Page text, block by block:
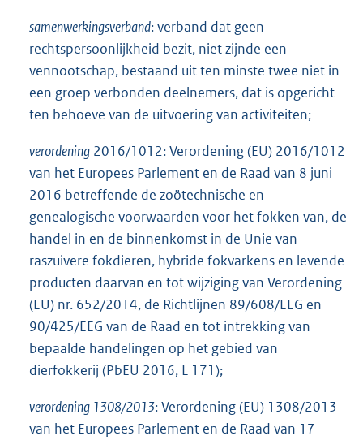
samenwerkingsverband: verband dat geen
rechtspersoonlijkheid bezit, niet zijnde een
vennootschap, bestaand uit ten minste twee niet in
een groep verbonden deelnemers, dat is opgericht
ten behoeve van de uitvoering van activiteiten;
verordening 2016/1012: Verordening (EU) 2016/1012
van het Europees Parlement en de Raad van 8 juni
2016 betreffende de zoötechnische en
genealogische voorwaarden voor het fokken van, de
handel in en de binnenkomst in de Unie van
raszuivere fokdieren, hybride fokvarkens en levende
producten daarvan en tot wijziging van Verordening
(EU) nr. 652/2014, de Richtlijnen 89/608/EEG en
90/425/EEG van de Raad en tot intrekking van
bepaalde handelingen op het gebied van
dierfokkerij (PbEU 2016, L 171);
verordening 1308/2013: Verordening (EU) 1308/2013
van het Europees Parlement en de Raad van 17